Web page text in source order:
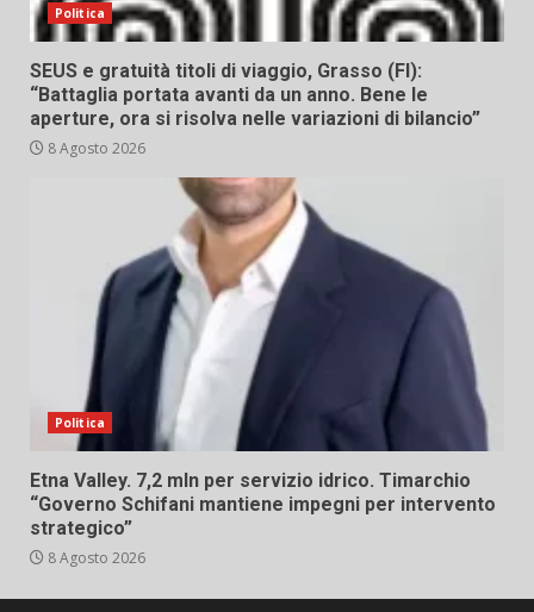
Politica
SEUS e gratuità titoli di viaggio, Grasso (FI):
“Battaglia portata avanti da un anno. Bene le
aperture, ora si risolva nelle variazioni di bilancio”
8 Agosto 2026
Politica
Etna Valley. 7,2 mln per servizio idrico. Timarchio
“Governo Schifani mantiene impegni per intervento
strategico”
8 Agosto 2026